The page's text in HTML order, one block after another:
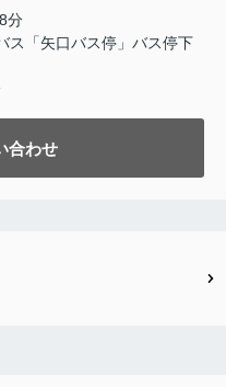
分
ス「矢口バス停」バス停下
合わせ